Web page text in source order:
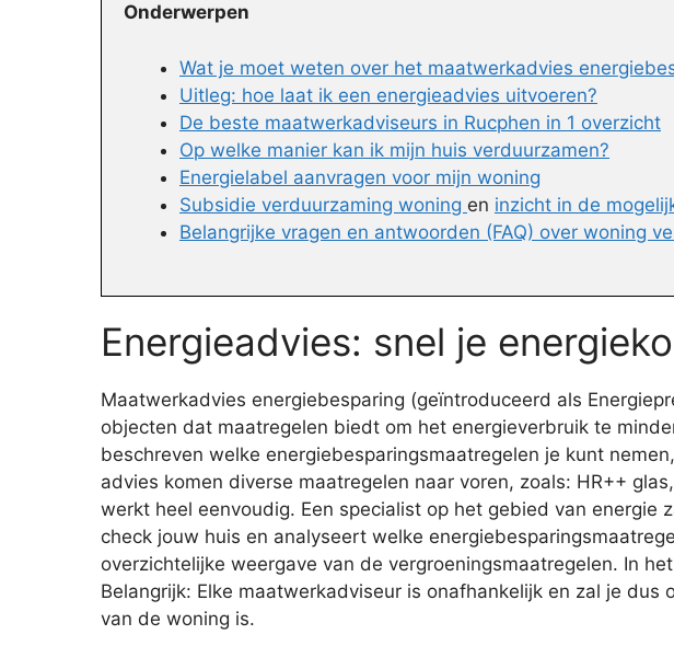
Onderwerpen
Wat je moet weten over het maatwerkadvies
Uitleg: hoe laat ik een energieadvies uitvoeren?
De beste maatwerkadviseurs in Rucphen in 1 overzicht
Op welke manier kan ik mijn huis verduurzamen?
Energielabel aanvragen voor mijn woning
Subsidie verduurzaming woning en inzicht in de
Belangrijke vragen en antwoorden (FAQ) over woning
Energieadvies: snel je
Maatwerkadvies energiebesparing (geïntroduceerd als
objecten dat maatregelen biedt om het energieverbruik te
beschreven welke energiebesparingsmaatregelen je kunt
advies komen diverse maatregelen naar voren, zoals: HR++
werkt heel eenvoudig. Een specialist op het gebied van energie
check jouw huis en analyseert welke
overzichtelijke weergave van de vergroeningsmaatregelen. In
Belangrijk: Elke maatwerkadviseur is onafhankelijk en zal je
van de woning is.